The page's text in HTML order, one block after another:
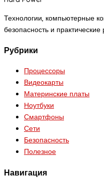
Технологии, компьютерные
безопасность и практические
Рубрики
Процессоры
Видеокарты
Материнские платы
Ноутбуки
Смартфоны
Сети
Безопасность
Полезное
Навигация